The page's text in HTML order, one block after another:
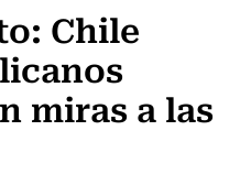
Chile
miras a las